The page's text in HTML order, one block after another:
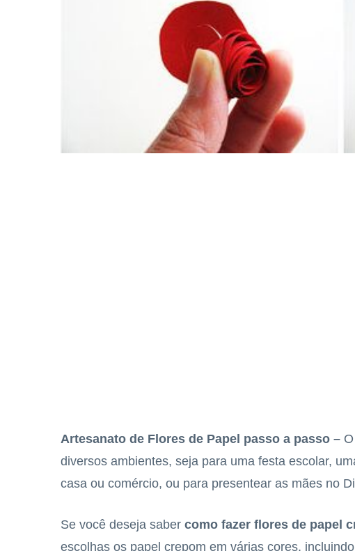
Artesanato de Flores de Papel passo a passo – O
diversos ambientes, seja para uma festa escolar,
casa ou comércio, ou para presentear as mães no
Se você deseja saber como fazer flores de papel
escolhas os papel crepom em várias cores,